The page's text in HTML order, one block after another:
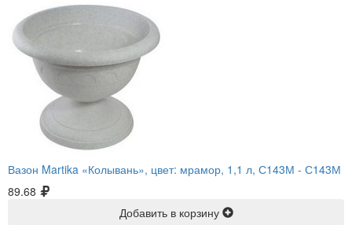
Вазон Martika «Колывань», цвет: мрамор, 1,1 л, С143М - С143М
89.68
Добавить в корзину